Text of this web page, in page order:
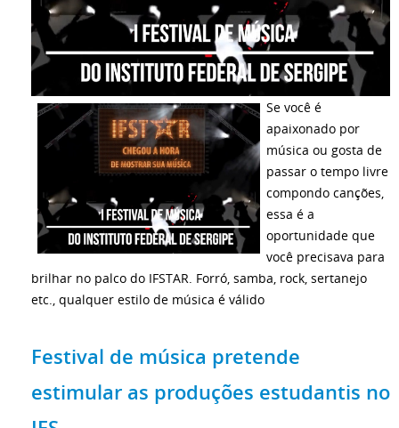
Se você é
apaixonado por
música ou gosta de
passar o tempo livre
compondo canções,
essa é a
oportunidade que
você precisava para
brilhar no palco do IFSTAR. Forró, samba, rock, sertanejo
etc., qualquer estilo de música é válido
Festival de música pretende
estimular as produções estudantis no